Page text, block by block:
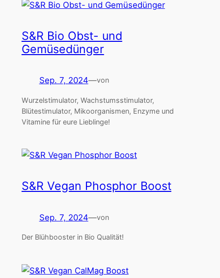
S&R Bio Obst- und
Gemüsedünger
Sep. 7, 2024—von
Wurzelstimulator, Wachstumsstimulator,
Blütestimulator, Mikoorganismen, Enzyme und
Vitamine für eure Lieblinge!
S&R Vegan Phosphor Boost
Sep. 7, 2024—von
Der Blühbooster in Bio Qualität!